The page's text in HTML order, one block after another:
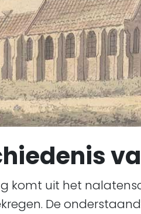
komt uit het
De